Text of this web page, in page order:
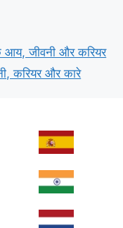
आय, जीवनी और करियर
करियर और कारे